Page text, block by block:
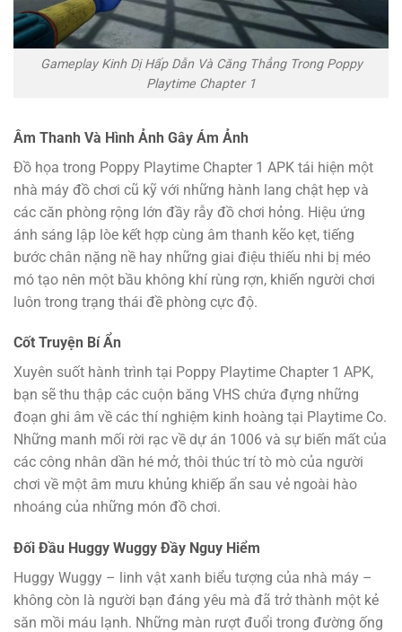
Gameplay Kinh Dị Hấp Dẫn Và Căng Thẳng Trong Poppy
Playtime Chapter 1
Âm Thanh Và Hình Ảnh Gây Ám Ảnh
Đồ họa trong Poppy Playtime Chapter 1 APK tái hiện một
nhà máy đồ chơi cũ kỹ với những hành lang chật hẹp và
các căn phòng rộng lớn đầy rẫy đồ chơi hỏng. Hiệu ứng
ánh sáng lập lòe kết hợp cùng âm thanh kẽo kẹt, tiếng
bước chân nặng nề hay những giai điệu thiếu nhi bị méo
mó tạo nên một bầu không khí rùng rợn, khiến người chơi
luôn trong trạng thái đề phòng cực độ.
Cốt Truyện Bí Ẩn
Xuyên suốt hành trình tại Poppy Playtime Chapter 1 APK,
bạn sẽ thu thập các cuộn băng VHS chứa đựng những
đoạn ghi âm về các thí nghiệm kinh hoàng tại Playtime Co.
Những manh mối rời rạc về dự án 1006 và sự biến mất của
các công nhân dần hé mở, thôi thúc trí tò mò của người
chơi về một âm mưu khủng khiếp ẩn sau vẻ ngoài hào
nhoáng của những món đồ chơi.
Đối Đầu Huggy Wuggy Đầy Nguy Hiểm
Huggy Wuggy – linh vật xanh biểu tượng của nhà máy –
không còn là người bạn đáng yêu mà đã trở thành một kẻ
săn mồi máu lạnh. Những màn rượt đuổi trong đường ống